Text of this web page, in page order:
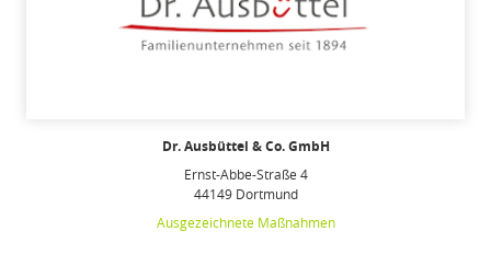
Dr. Ausbüttel & Co. GmbH
Ernst-Abbe-Straße 4
44149 Dortmund
Ausgezeichnete Maßnahmen